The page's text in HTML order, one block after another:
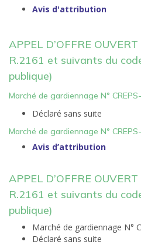
Avis d'attribution
APPEL D’OFFRE
R.2161 et suivants du
publique)
Marché de gardiennage N°
Déclaré sans suite
Marché de gardiennage N°
Avis d’attribution
APPEL D’OFFRE
R.2161 et suivants du
publique)
Marché de gardiennage N°
Déclaré sans suite